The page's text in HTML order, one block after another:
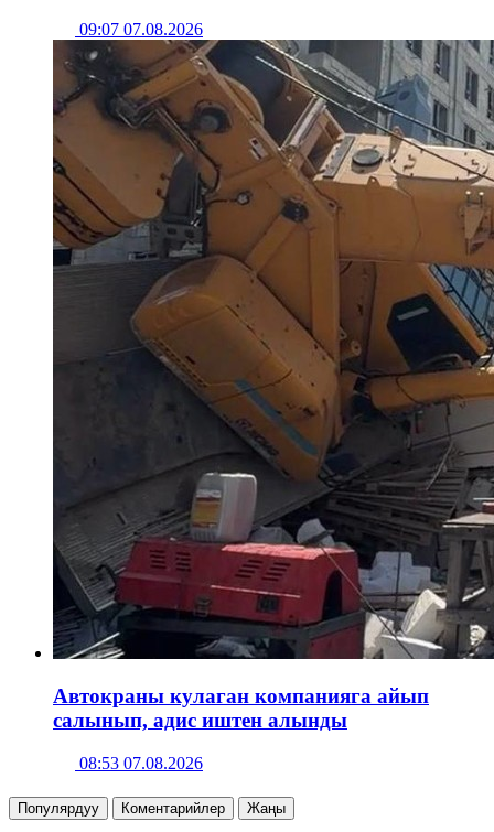
09:07 07.08.2026
Автокраны кулаган компанияга айып
салынып, адис иштен алынды
08:53 07.08.2026
Популярдуу Коментарийлер Жаңы